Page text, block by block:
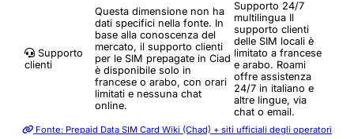
Supporto
clienti
Questa dimensione non ha
dati specifici nella fonte. In
base alla conoscenza del
mercato, il supporto clienti
per le SIM prepagate in Ciad
è disponibile solo in
francese o arabo, con orari
limitati e nessuna chat
online.
Supporto 24/7
multilingua Il
supporto clienti
delle SIM locali è
limitato a francese
e arabo. Roami
offre assistenza
24/7 in italiano e
altre lingue, via
chat o email.
Fonte: Prepaid Data SIM Card Wiki (Chad) + siti ufficiali degli operatori